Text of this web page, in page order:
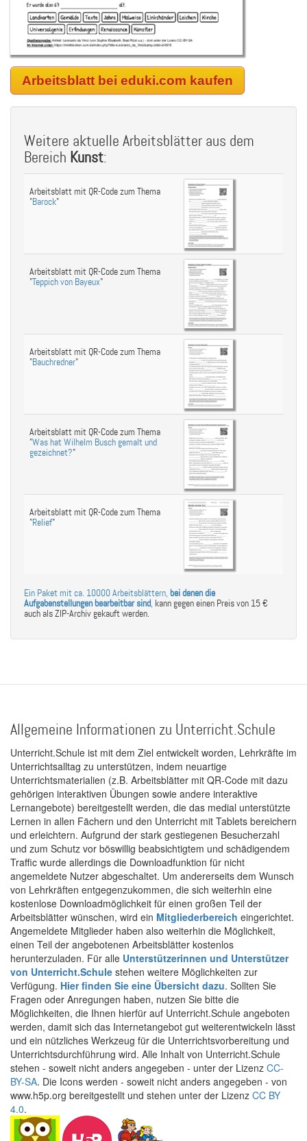
Arbeitsblatt bei eduki.com kaufen
Weitere aktuelle Arbeitsblätter aus dem
Bereich Kunst:
Arbeitsblatt mit QR-Code zum Thema
"Barock"
Arbeitsblatt mit QR-Code zum Thema
"Teppich von Bayeux"
Arbeitsblatt mit QR-Code zum Thema
"Bauchredner"
Arbeitsblatt mit QR-Code zum Thema
"Was hat Wilhelm Busch gemalt und
gezeichnet?"
Arbeitsblatt mit QR-Code zum Thema
"Relief"
Ein Paket mit ca. 10000 Arbeitsblättern, bei denen die
Aufgabenstellungen bearbeitbar sind, kann gegen einen Preis von 15 €
auch als ZIP-Archiv gekauft werden.
Allgemeine Informationen zu Unterricht.Schule
Unterricht.Schule ist mit dem Ziel entwickelt worden, Lehrkräfte im
Unterrichtsalltag zu unterstützen, indem neuartige
Unterrichtsmaterialien (z.B. Arbeitsblätter mit QR-Code mit dazu
gehörigen interaktiven Übungen sowie andere interaktive
Lernangebote) bereitgestellt werden, die das medial unterstützte
Lernen in allen Fächern und den Unterricht mit Tablets bereichern
und erleichtern. Aufgrund der stark gestiegenen Besucherzahl
und zum Schutz vor böswillig beabsichtigtem und schädigendem
Traffic wurde allerdings die Downloadfunktion für nicht
angemeldete Nutzer abgeschaltet. Um andererseits dem Wunsch
von Lehrkräften entgegenzukommen, die sich weiterhin eine
kostenlose Downloadmöglichkeit für einen großen Teil der
Arbeitsblätter wünschen, wird ein Mitgliederbereich eingerichtet.
Angemeldete Mitglieder haben also weiterhin die Möglichkeit,
einen Teil der angebotenen Arbeitsblätter kostenlos
herunterzuladen. Für alle Unterstützerinnen und Unterstützer
von Unterricht.Schule stehen weitere Möglichkeiten zur
Verfügung. Hier finden Sie eine Übersicht dazu. Sollten Sie
Fragen oder Anregungen haben, nutzen Sie bitte die
Möglichkeiten, die Ihnen hierfür auf Unterricht.Schule angeboten
werden, damit sich das Internetangebot gut weiterentwickeln lässt
und ein nützliches Werkzeug für die Unterrichtsvorbereitung und
Unterrichtsdurchführung wird. Alle Inhalt von Unterricht.Schule
stehen - soweit nicht anders angegeben - unter der Lizenz CC-
BY-SA. Die Icons werden - soweit nicht anders angegeben - von
www.h5p.org bereitgestellt und stehen unter der Lizenz CC BY
4.0.